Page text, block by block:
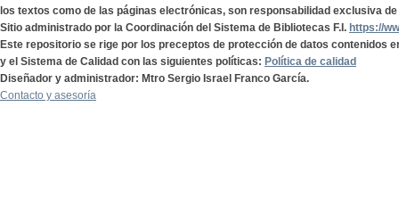
los textos como de las páginas electrónicas, son responsabilidad exclusiva
Sitio administrado por la Coordinación del Sistema de Bibliotecas F.I. https://
Este repositorio se rige por los preceptos de protección de datos contenidos
y el Sistema de Calidad con las siguientes políticas: Política de calidad
Diseñador y administrador: Mtro Sergio Israel Franco García.
Contacto y asesoría